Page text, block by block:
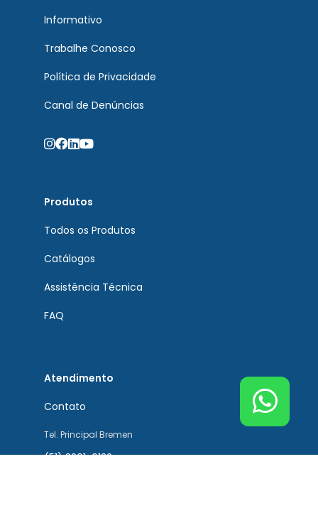
Informativo
Trabalhe Conosco
Política de Privacidade
Canal de Denúncias
Produtos
Todos os Produtos
Catálogos
Assistência Técnica
FAQ
Atendimento
Contato
Tel. Principal Bremen
(51) 3201-0132